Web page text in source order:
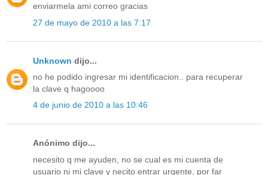
enviarmela ami correo gracias
27 de mayo de 2010 a las 7:17
Unknown dijo...
no he podido ingresar mi identificacion.. para recuperar
la clave q hagoooo
4 de junio de 2010 a las 10:46
Anónimo dijo...
necesito q me ayuden, no se cual es mi cuenta de
usuario ni mi clave y necito entrar urgente, por far